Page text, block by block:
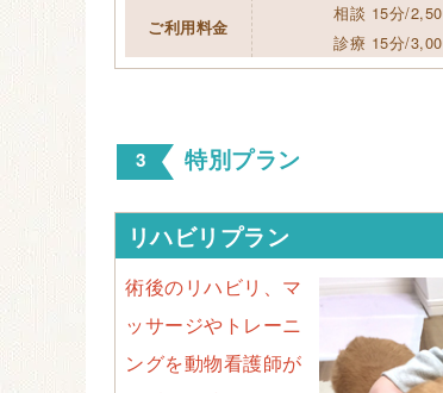
ご利用料金
相談 15分/
診療 15分/
特別プラン
リハビリプラン
術後のリハビリ、マ
ッサージやトレーニ
ングを動物看護師が